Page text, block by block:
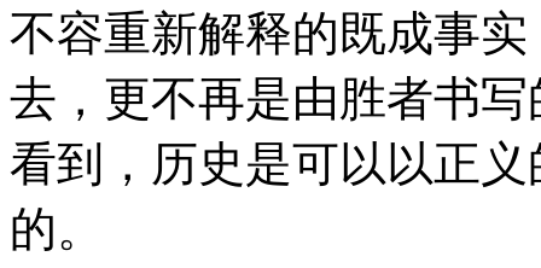
不容重新解释的既成事
去，更不再是由胜者书
看到，历史是可以以正
的。